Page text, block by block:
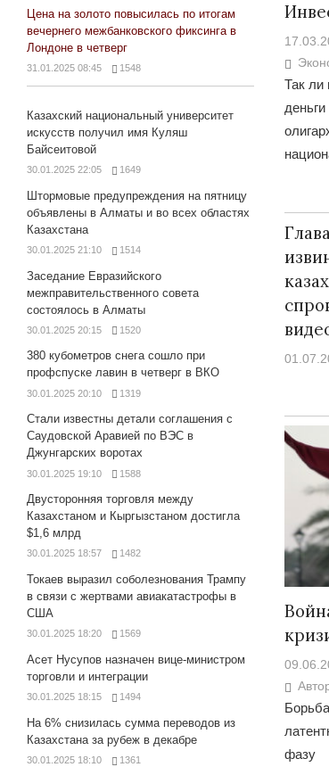
Так ли
фазу
Цена на золото повысилась по итогам
вечернего межбанковского фиксинга в
Лондоне в четверг
31.01.2025 08:45 1548
Казахский национальный университет
искусств получил имя Куляш
Байсеитовой
30.01.2025 22:05 1649
Штормовые предупреждения на пятницу
объявлены в Алматы и во всех областях
Казахстана
30.01.2025 21:10 1514
Заседание Евразийского
межправительственного совета
состоялось в Алматы
30.01.2025 20:15 1520
380 кубометров снега сошло при
профспуске лавин в четверг в ВКО
30.01.2025 20:10 1319
Стали известны детали соглашения с
Саудовской Аравией по ВЭС в
Джунгарских воротах
30.01.2025 19:10 1588
Двусторонняя торговля между
Казахстаном и Кыргызстаном достигла
$1,6 млрд
30.01.2025 18:57 1482
Токаев выразил соболезнования Трампу
в связи с жертвами авиакатастрофы в
США
30.01.2025 18:20 1569
Асет Нусупов назначен вице-министром
торговли и интеграции
30.01.2025 18:15 1494
На 6% снизилась сумма переводов из
Казахстана за рубеж в декабре
30.01.2025 18:10 1361